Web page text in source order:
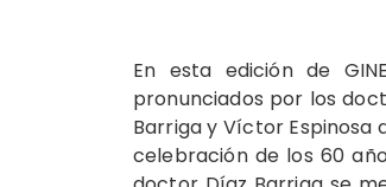
En esta edición de
pronunciados por los
Barriga y Víctor Espinosa
celebración de los 60